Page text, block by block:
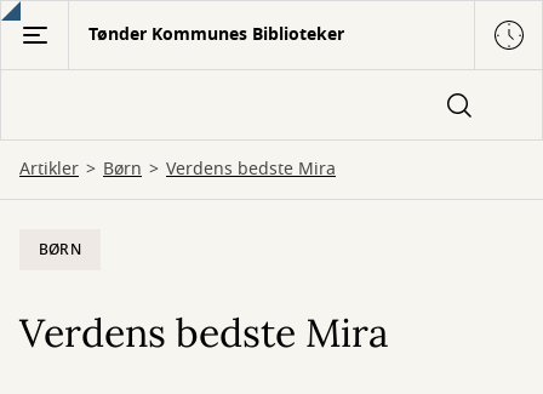
Gå
hovedindhold
Tønder Kommunes Biblioteker
Artikler Børn Verdens bedste Mira
BØRN
Verdens bedste Mira